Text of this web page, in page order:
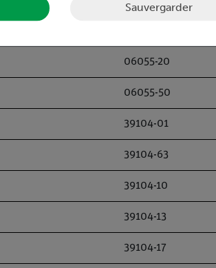
06055-20
06055-50
39104-01
39104-63
39104-10
39104-13
39104-17
Sauvergarder